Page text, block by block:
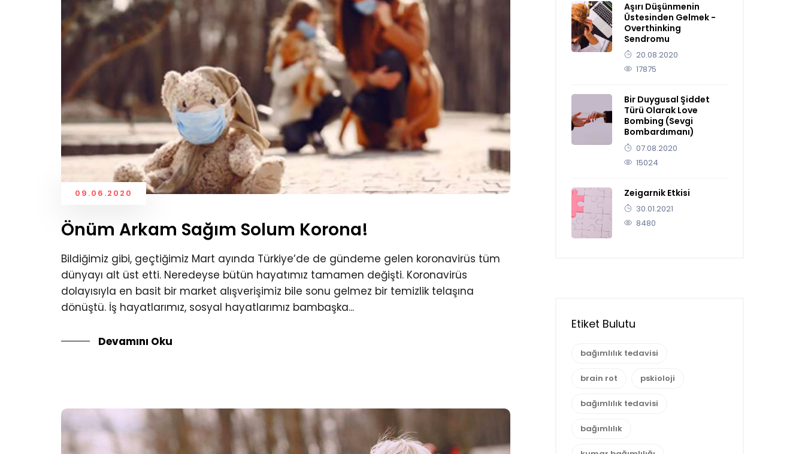
09.06.2020
Önüm Arkam Sağım Solum Korona!
Bildiğimiz gibi, geçtiğimiz Mart ayında Türkiye’de de gündeme gelen koronavirüs tüm
dünyayı alt üst etti. Neredeyse bütün hayatımız tamamen değişti. Koronavirüs
dolayısıyla en basit bir market alışverişimiz bile sonu gelmez bir temizlik telaşına
dönüştü. İş hayatlarımız, sosyal hayatlarımız bambaşka...
Devamını Oku
Aşırı Düşünmenin
Üstesinden Gelmek -
Overthinking
Sendromu
20.08.2020
17875
Bir Duygusal Şiddet
Türü Olarak Love
Bombing (Sevgi
Bombardımanı)
07.08.2020
15024
Zeigarnik Etkisi
30.01.2021
8480
Etiket Bulutu
bağımlılık tedavisi
brain rot pskioloji
bağımlılık tedavisi
bağımlılık